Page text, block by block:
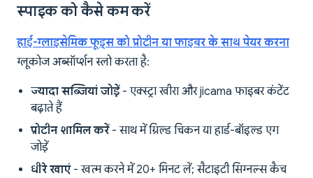
स्पाइक को कैसे कम करें
हाई-ग्लाइसेमिक फूड्स को प्रोटीन या फाइबर के साथ पेयर करना
ग्लूकोज अब्सॉर्प्शन स्लो करता है:
ज्यादा सब्जियां जोड़ें- एक्स्ट्रा खीरा और jicama फाइबर कंटेंट
बढ़ाते हैं
प्रोटीन शामिल करें- साथ में ग्रिल्ड चिकन या हार्ड-बॉइल्ड एग
जोड़ें
धीरे खाएं- खत्म करने में 20+ मिनट लें; सैटाइटी सिग्नल्स कैच